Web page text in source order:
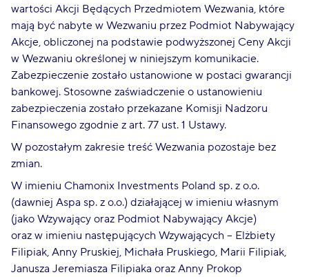
wartości Akcji Będących Przedmiotem Wezwania, które
mają być nabyte w Wezwaniu przez Podmiot Nabywający
Akcje, obliczonej na podstawie podwyższonej Ceny Akcji
w Wezwaniu określonej w niniejszym komunikacie.
Zabezpieczenie zostało ustanowione w postaci gwarancji
bankowej. Stosowne zaświadczenie o ustanowieniu
zabezpieczenia zostało przekazane Komisji Nadzoru
Finansowego zgodnie z art. 77 ust. 1 Ustawy.
W pozostałym zakresie treść Wezwania pozostaje bez
zmian.
W imieniu Chamonix Investments Poland sp. z o.o.
(dawniej Aspa sp. z o.o.) działającej w imieniu własnym
(jako Wzywający oraz Podmiot Nabywający Akcje)
oraz w imieniu następujących Wzywających – Elżbiety
Filipiak, Anny Pruskiej, Michała Pruskiego, Marii Filipiak,
Janusza Jeremiasza Filipiaka oraz Anny Prokop